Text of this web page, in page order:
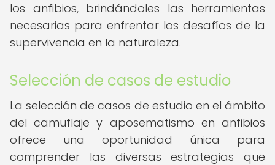
los anfibios, brindándoles las herramientas
necesarias para enfrentar los desafíos de la
supervivencia en la naturaleza.
Selección de casos de estudio
La selección de casos de estudio en el ámbito
del camuflaje y aposematismo en anfibios
ofrece una oportunidad única para
comprender las diversas estrategias que